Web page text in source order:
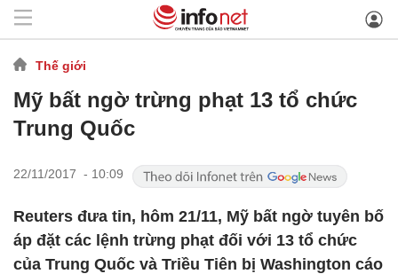
Thế giới
Mỹ bất ngờ trừng phạt 13 tổ chức
Trung Quốc
22/11/2017 - 10:09
Reuters đưa tin, hôm 21/11, Mỹ bất ngờ tuyên bố
áp đặt các lệnh trừng phạt đối với 13 tổ chức
của Trung Quốc và Triều Tiên bị Washington cáo